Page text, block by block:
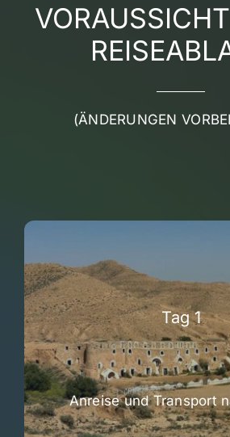
(ÄNDERUNGEN
Tag 1
Anreise und Transport